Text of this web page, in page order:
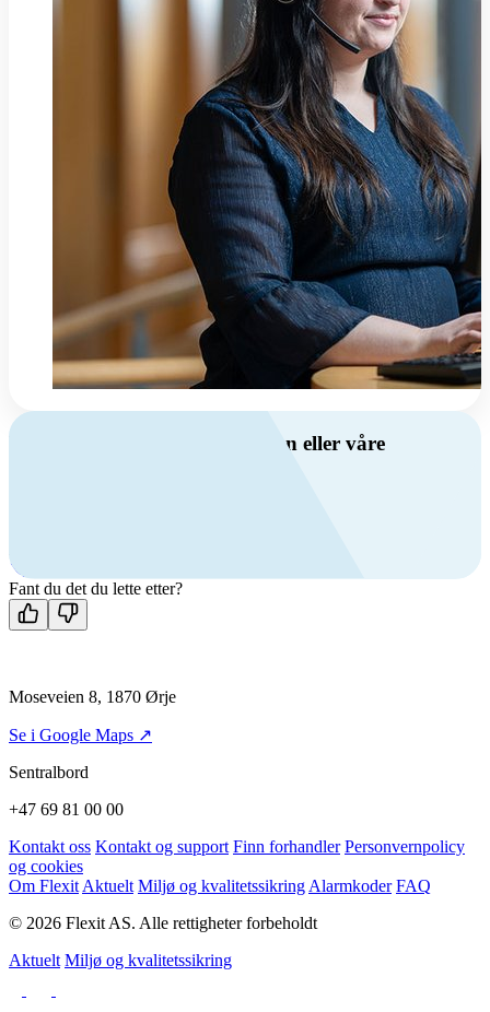
Har du spørsmål om ventilasjon eller våre
Kontakt oss
Fant du det du lette etter?
Moseveien 8, 1870 Ørje
Se i Google Maps ↗
Sentralbord
+47 69 81 00 00
Kontakt oss Kontakt og support Finn forhandler Personvernpolicy
og cookies
Om Flexit Aktuelt Miljø og kvalitetssikring Alarmkoder FAQ
© 2026 Flexit AS. Alle rettigheter forbeholdt
Aktuelt Miljø og kvalitetssikring